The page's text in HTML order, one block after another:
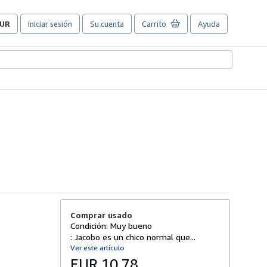
Iniciar sesión Su cuenta Carrito Ayuda
Comprar usado
Condición: Muy bueno
: Jacobo es un chico normal que...
Ver este artículo